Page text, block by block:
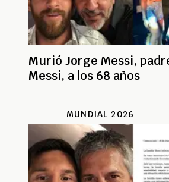
Murió Jorge Messi,
Messi, a los 68 años
MUNDIAL 2026